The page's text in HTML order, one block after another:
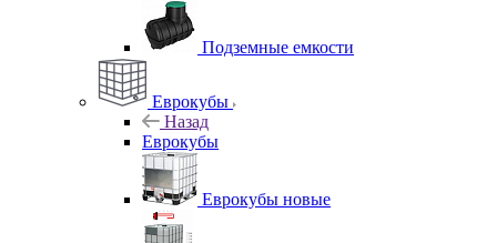
Подземные емкости
Еврокубы
Назад
Еврокубы
Еврокубы новые